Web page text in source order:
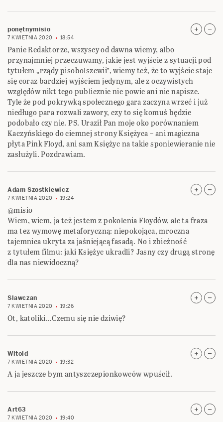
ponętnymisio
7 KWIETNIA 2020 18:54
Panie Redaktorze, wszyscy od dawna wiemy, albo
przynajmniej przeczuwamy, jakie jest wyjście z sytuacji pod
tytułem „rządy pisobolszewii”, wiemy też, że to wyjście staje
się coraz bardziej wyjściem jedynym, ale z oczywistych
względów nikt tego publicznie nie powie ani nie napisze.
Tyle że pod pokrywką społecznego gara zaczyna wrzeć i już
niedługo para rozwali zawory, czy to się komuś będzie
podobało czy nie. PS. Uraził Pan moje oko porównaniem
Kaczyńskiego do ciemnej strony Księżyca – ani magiczna
płyta Pink Floyd, ani sam Księżyc na takie sponiewieranie nie
zasłużyli. Pozdrawiam.
Adam Szostkiewicz
7 KWIETNIA 2020 19:24
@misio
Wiem, wiem, ja też jestem z pokolenia Floydów, ale ta fraza
ma tez wymowę metaforyczną: niepokojąca, mroczna
tajemnica ukryta za jaśniejącą fasadą. No i zbieżność
z tytułem filmu: jaki Księżyc ukradli? Jasny czy drugą stronę
dla nas niewidoczną?
Slawczan
7 KWIETNIA 2020 19:26
Ot, katoliki…Czemu się nie dziwię?
Witold
7 KWIETNIA 2020 19:32
A ja jeszcze bym antyszczepionkowców wpuścił.
Art63
7 KWIETNIA 2020 19:40